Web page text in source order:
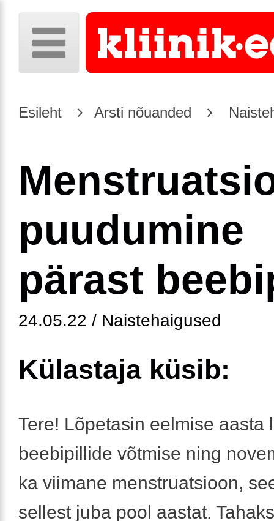
Esileht Arsti nõuanded
puudumine
pärast
24.05.22 / Naistehaigused
Külastaja küsib:
Tere! Lõpetasin eelmise aasta
beebipillide võtmise ning
ka viimane menstruatsioon,
sellest juba pool aastat.